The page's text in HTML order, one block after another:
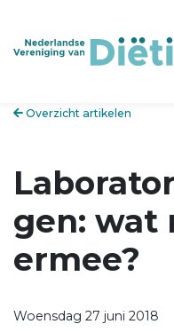
Overzicht artikelen
gen: wat
ermee?
Woensdag 27 juni 2018